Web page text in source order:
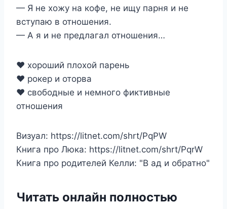
— Я не хожу на кофе, не ищу парня и не
вступаю в отношения.
— А я и не предлагал отношения…
❤️ хороший плохой парень
❤️ рокер и оторва
❤️ свободные и немного фиктивные
отношения
Визуал: https://litnet.com/shrt/PqPW
Книга про Люка: https://litnet.com/shrt/PqrW
Книга про родителей Келли: "В ад и обратно"
Читать онлайн полностью